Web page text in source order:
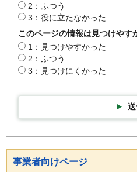
2：ふつう
3：役に立たなかった
このページの情報は見つけやす
1：見つけやすかった
2：ふつう
3：見つけにくかった
事業者向けページ